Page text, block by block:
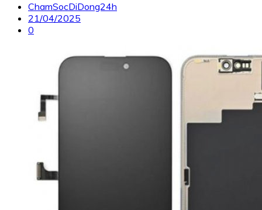
ChamSocDiDong24h
21/04/2025
0